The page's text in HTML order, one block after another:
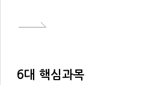
6대 핵심과목